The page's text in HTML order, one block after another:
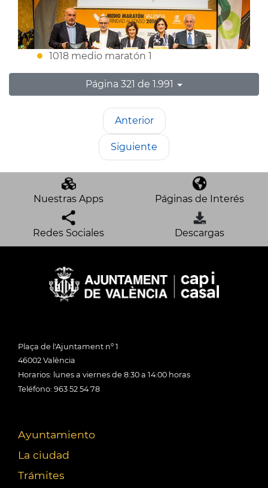
1018 medio maratón 1
Página 321 de 1.991
Anterior
Siguiente
Nuestras Apps Páginas de Interés
Redes Sociales Descargas
Plaça de l'Ajuntament nº 1
46002 València
Horarios: lunes a viernes de 8:30 a 14:00 horas
Teléfono: 963 52 54 78
Ayuntamiento
La ciudad
Trámites